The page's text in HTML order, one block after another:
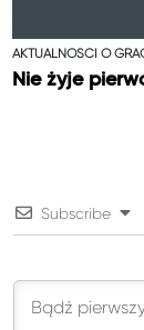
AKTUALNOŚCI O
Nie żyje
Subscribe